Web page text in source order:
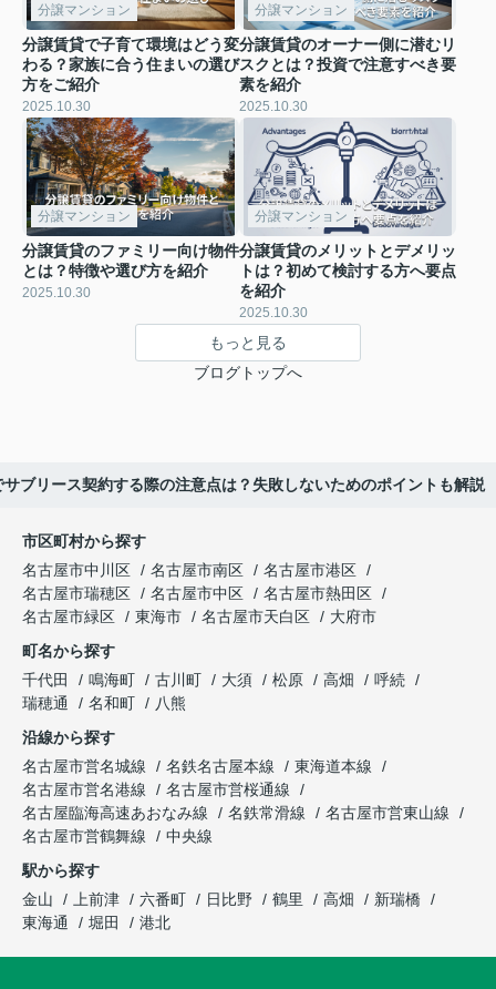
分譲マンション
分譲賃貸で子育て環境はどう変
わる？家族に合う住まいの選び
方をご紹介
2025.10.30
分譲マンション
分譲賃貸のオーナー側に潜むリ
スクとは？投資で注意すべき要
素を紹介
2025.10.30
分譲マンション
分譲賃貸のファミリー向け物件
とは？特徴や選び方を紹介
2025.10.30
分譲マンション
分譲賃貸のメリットとデメリッ
トは？初めて検討する方へ要点
を紹介
2025.10.30
もっと見る
ブログトップへ
サブリース契約する際の注意点は？失敗しないためのポイントも解説
市区町村から探す
名古屋市中川区
名古屋市南区
名古屋市港区
名古屋市瑞穂区
名古屋市中区
名古屋市熱田区
名古屋市緑区
東海市 名古屋市天白区
大府市
町名から探す
千代田
鳴海町 古川町 大須 松原 高畑
呼続
瑞穂通
名和町
八熊
沿線から探す
名古屋市営名城線
名鉄名古屋本線
東海道本線
名古屋市営名港線
名古屋市営桜通線
名古屋臨海高速あおなみ線
名鉄常滑線
名古屋市営東山線
名古屋市営鶴舞線
中央線
駅から探す
金山
上前津 六番町 日比野 鶴里 高畑
新瑞橋
東海通
堀田 港北